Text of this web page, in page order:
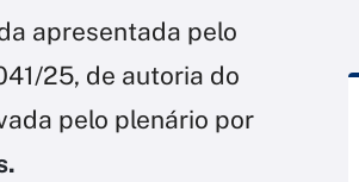
apresentada pelo
25, de autoria do
pelo plenário por